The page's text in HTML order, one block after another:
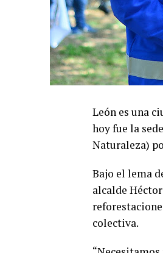
León es una
hoy fue la
Naturaleza)
Bajo el lema
alcalde
colectiva.